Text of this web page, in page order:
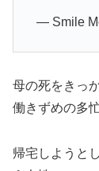
— Smile
母の死をきっ
働きずめの多
帰宅しようと